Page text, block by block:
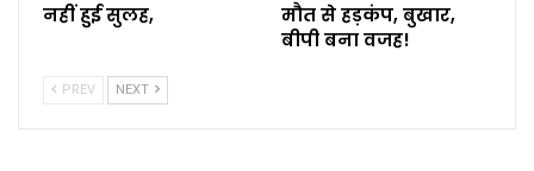
नहीं हुई सुलह,
मौत से हड़कंप, बुखार,
बीपी बना वजह!
PREV NEXT